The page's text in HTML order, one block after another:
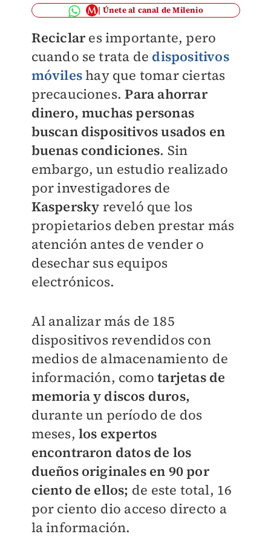
Únete al canal de Milenio
Reciclares importante, pero
cuando se trata de dispositivos
móvileshay que tomar ciertas
precauciones.Para ahorrar
dinero, muchas personas
buscan dispositivos usados en
buenas condiciones. Sin
embargo, un estudio realizado
por investigadores de
Kaspersky reveló que los
propietarios deben prestar más
atención antes de vender o
desechar sus equipos
electrónicos.
Al analizar más de 185
dispositivos revendidos con
medios de almacenamiento de
información, comotarjetas de
memoria y discos duros,
durante un período de dos
meses, los expertos
encontraron datos de los
dueños originales en 90 por
ciento de ellos; de este total, 16
por ciento dio acceso directo a
la información.